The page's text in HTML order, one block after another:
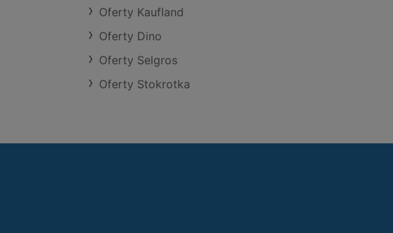
Oferty Kaufland
Oferty Dino
Oferty Selgros
Oferty Stokrotka